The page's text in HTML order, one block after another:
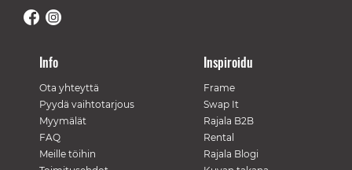
Info
Ota yhteyttä
Pyydä vaihtotarjous
Myymälät
FAQ
Meille töihin
Inspiroidu
Frame
Swap It
Rajala B2B
Rental
Rajala Blogi